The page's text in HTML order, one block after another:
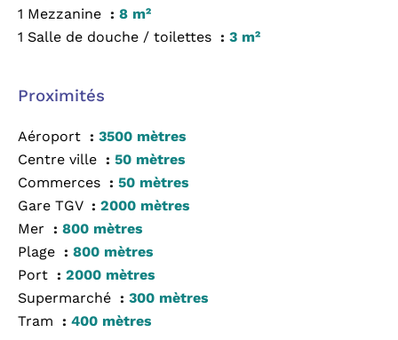
1 Mezzanine
8 m²
1 Salle de douche / toilettes
3 m²
Proximités
Aéroport
3500 mètres
Centre ville
50 mètres
Commerces
50 mètres
Gare TGV
2000 mètres
Mer
800 mètres
Plage
800 mètres
Port
2000 mètres
Supermarché
300 mètres
Tram
400 mètres